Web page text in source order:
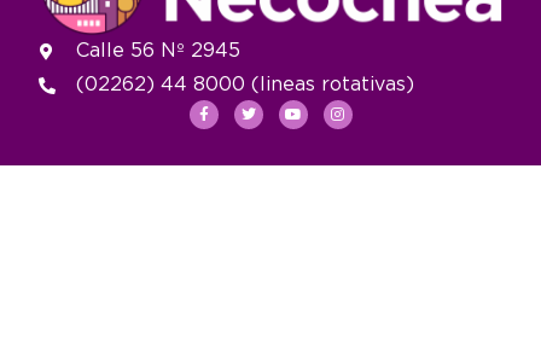
Calle 56 Nº 2945
(02262) 44 8000 (lineas rotativas)